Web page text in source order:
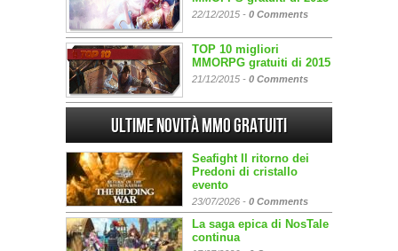
22/12/2015 - 0 Comments
TOP 10 migliori
MMORPG gratuiti di 2015
21/12/2015 - 0 Comments
Ultime Novità MMO gratuiti
Seafight Il ritorno dei
Predoni di cristallo
evento
23/07/2026 - 0 Comments
La saga epica di NosTale
continua